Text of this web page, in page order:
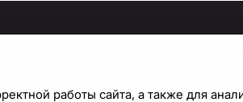
работы сайта, а также для